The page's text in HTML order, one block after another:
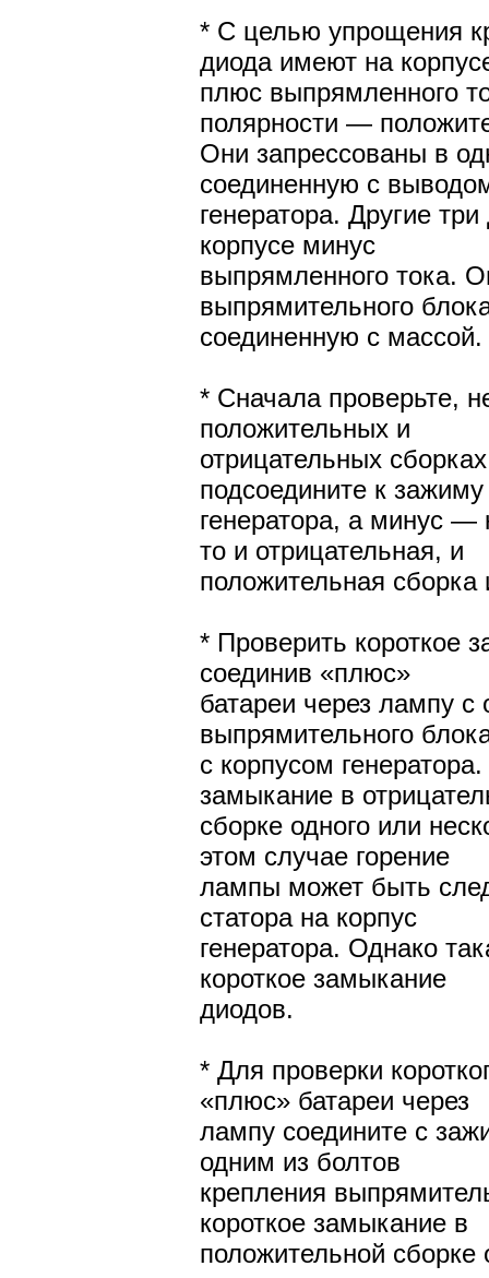
* С целью упрощения
диода имеют на
плюс выпрямленного
полярности —
Они запрессованы в
соединенную с
генератора. Другие
корпусе минус
выпрямленного тока.
выпрямительного
соединенную с массой.
* Сначала проверьте,
положительных и
отрицательных
подсоедините к зажиму
генератора, а минус —
то и отрицательная, и
положительная
* Проверить короткое
соединив «плюс»
батареи через лампу
выпрямительного
с корпусом
замыкание в
сборке одного или
этом случае горение
лампы может быть
статора на корпус
генератора. Однако
короткое замыкание
диодов.
* Для проверки
«плюс» батареи через
лампу соедините с
одним из болтов
крепления
короткое замыкание в
положительной сборке